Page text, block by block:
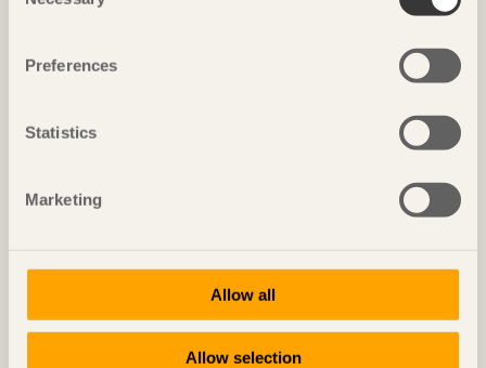
Preferences
Statistics
Marketing
Allow all
Allow selection
TRÄ MÖTER
Nick Milestone